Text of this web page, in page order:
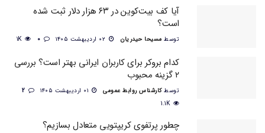
آیا کف بیت‌کوین در ۶۳ هزار دلار ثبت شده
است؟
توسط مسیحا حیدریان 1K
کدام بروکر برای کاربران ایرانی بهتر است؟ بررسی
۲ گزینه محبوب
توسط کارشناس روابط عمومی
1.1K
چطور پرتفوی کریپتویی متعادل بسازیم؟